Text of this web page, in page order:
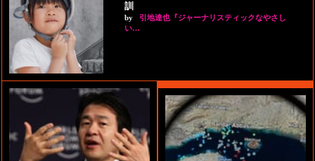
訓
by
引地達也『ジャーナリスティックなやさし
い…